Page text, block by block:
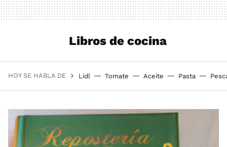
Libros de cocina
HOY SE HABLA DE Lidl Tomate Aceite Pasta